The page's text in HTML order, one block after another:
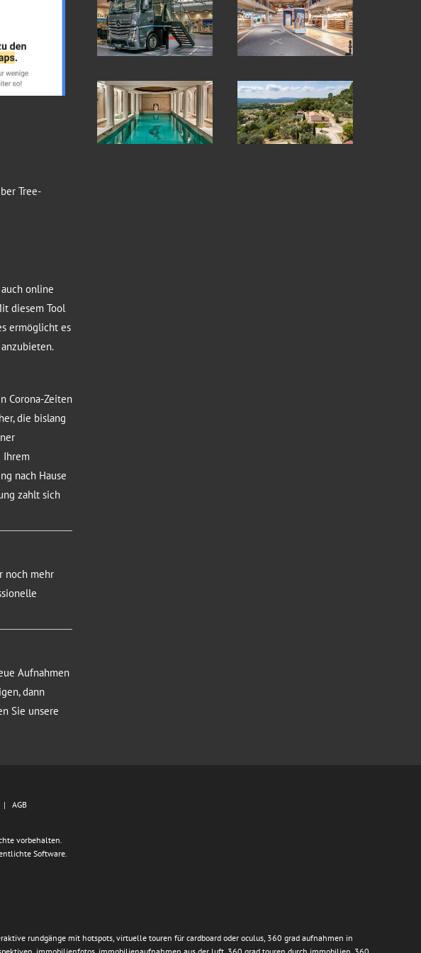
Tree-
online
diesem Tool
ermöglicht es
Corona-Zeiten
die bislang
Ihrem
nach Hause
zahlt sich
noch mehr
Aufnahmen
dann
Sie unsere
AGB
vorbehalten.
Software.
rundgänge mit hotspots, virtuelle touren für cardboard oder oculus, 360 grad aufnahmen in